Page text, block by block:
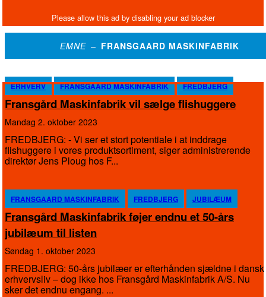
EMNE – FRANSGAARD MASKINFABRIK
ERHVERV FRANSGAARD MASKINFABRIK FREDBJERG
Fransgård Maskinfabrik vil sælge flishuggere
mandag 2. oktober 2023
FREDBJERG: - Vi ser et stort potentiale i at inddrage
flishuggere i vores produktsortiment, siger administrerende
direktør Jens Ploug hos F...
FRANSGAARD MASKINFABRIK FREDBJERG JUBILÆUM
Fransgård Maskinfabrik føjer endnu et 50-års
jubilæum til listen
søndag 1. oktober 2023
FREDBJERG: 50-års jubilæer er efterhånden sjældne i dansk
erhvervsliv – dog ikke hos Fransgård Maskinfabrik A/S. Nu
sker det endnu engang. ...